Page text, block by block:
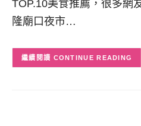
TOP.10美食推薦，很多網
隆廟口夜市…
CONTINUE READING